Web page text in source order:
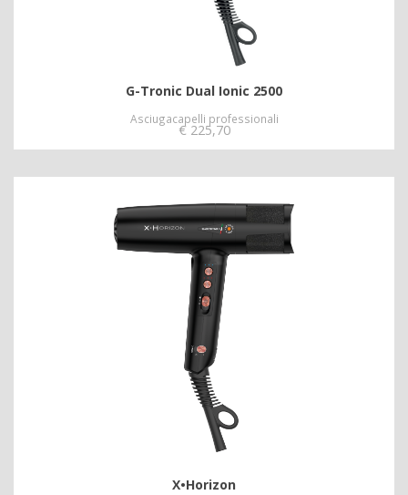
G-Tronic Dual Ionic 2500
Asciugacapelli professionali
€ 225,70
X•Horizon